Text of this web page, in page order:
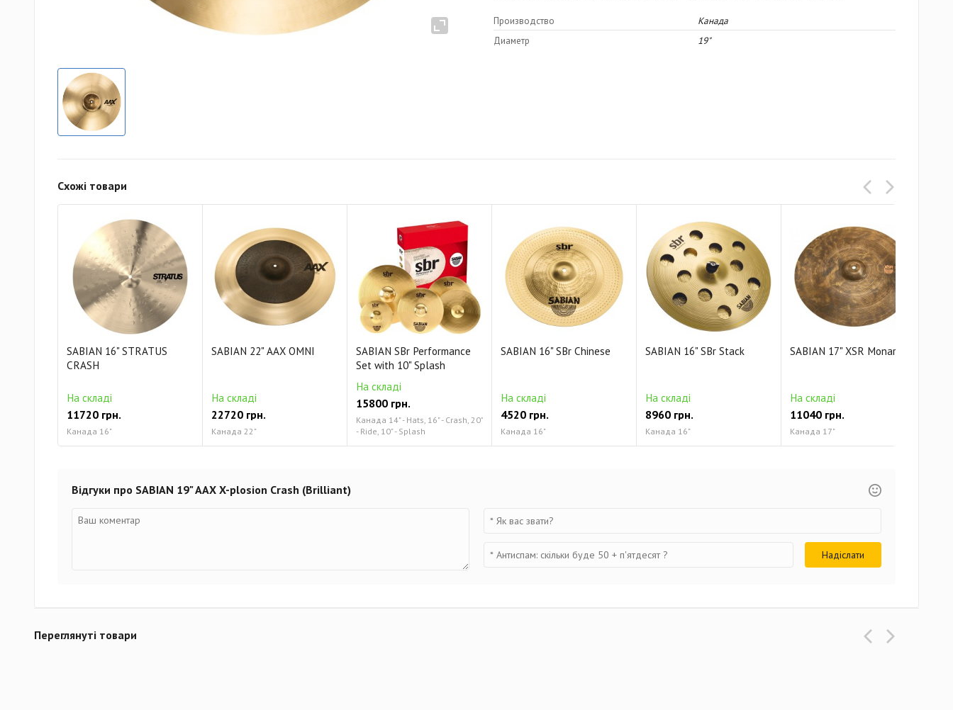
Производство
Канада
Диаметр
19"
Схожі товари
SABIAN 16" STRATUS
CRASH
На складі
11720 грн.
Канада 16"
SABIAN 22" AAX OMNI
На складі
22720 грн.
Канада 22"
SABIAN SBr Performance
Set with 10" Splash
На складі
15800 грн.
Канада 14" - Hats, 16" - Crash, 20"
- Ride, 10" - Splash
SABIAN 16" SBr Chinese
На складі
4520 грн.
Канада 16"
SABIAN 16" SBr Stack
На складі
8960 грн.
Канада 16"
SABIAN 17" XSR Monarch
На складі
11040 грн.
Канада 17"
Відгуки про SABIAN 19" AAX X-plosion Crash (Brilliant)
Переглянуті товари